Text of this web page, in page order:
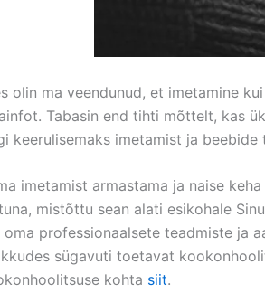
olin ma veendunud, et imetamine
Tabasin end tihti mõttelt, kas
keerulisemaks imetamist ja
imetamist armastama ja naise
mistõttu sean alati esikohale
oma professionaalsete teadmiste ja
sügavuti toetavat
kohta siit.